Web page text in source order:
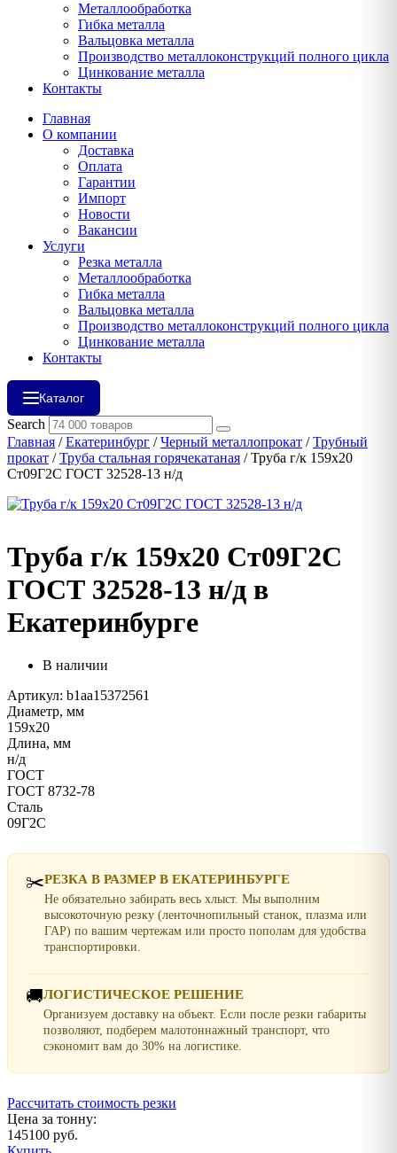
Металлообработка
Гибка металла
Вальцовка металла
Производство металлоконструкций полного цикла
Цинкование металла
Контакты
Главная
О компании
Доставка
Оплата
Гарантии
Импорт
Новости
Вакансии
Услуги
Резка металла
Металлообработка
Гибка металла
Вальцовка металла
Производство металлоконструкций полного цикла
Цинкование металла
Контакты
Каталог
Search
Главная /Екатеринбург /Черный металлопрокат /Трубный
прокат /Труба стальная горячекатаная / Труба г/к 159х20
Ст09Г2С ГОСТ 32528-13 н/д
Труба г/к 159х20 Ст09Г2С
ГОСТ 32528-13 н/д в
Екатеринбурге
В наличии
Артикул: b1aa15372561
Диаметр, мм
159х20
Длина, мм
н/д
ГОСТ
ГОСТ 8732-78
Сталь
09Г2С
✂️РЕЗКА В РАЗМЕР В ЕКАТЕРИНБУРГЕ
Не обязательно забирать весь хлыст. Мы выполним
высокоточную резку (ленточнопильный станок, плазма или
ГАР) по вашим чертежам или просто пополам для удобства
транспортировки.
🚚ЛОГИСТИЧЕСКОЕ РЕШЕНИЕ
Организуем доставку на объект. Если после резки габариты
позволяют, подберем малотоннажный транспорт, что
сэкономит вам до 30% на логистике.
Рассчитать стоимость резки
Цена за тонну:
145100 руб.